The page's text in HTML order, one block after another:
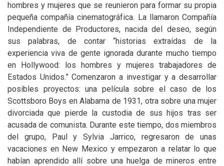
hombres y mujeres que se reunieron para formar su propia
pequeña compañía cinematográfica. La llamaron Compañía
Independiente de Productores, nacida del deseo, según
sus palabras, de contar “historias extraídas de la
experiencia viva de gente ignorada durante mucho tiempo
en Hollywood: los hombres y mujeres trabajadores de
Estados Unidos.” Comenzaron a investigar y a desarrollar
posibles proyectos: una película sobre el caso de los
Scottsboro Boys en Alabama de 1931, otra sobre una mujer
divorciada que pierde la custodia de sus hijos tras ser
acusada de comunista. Durante este tiempo, dos miembros
del grupo, Paul y Sylvia Jarrico, regresaron de unas
vacaciones en New Mexico y empezaron a relatar lo que
habían aprendido allí sobre una huelga de mineros entre